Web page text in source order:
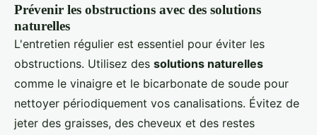
Prévenir les obstructions avec des solutions
naturelles
L'entretien régulier est essentiel pour éviter les
obstructions. Utilisez des solutions naturelles
comme le vinaigre et le bicarbonate de soude pour
nettoyer périodiquement vos canalisations. Évitez de
jeter des graisses, des cheveux et des restes